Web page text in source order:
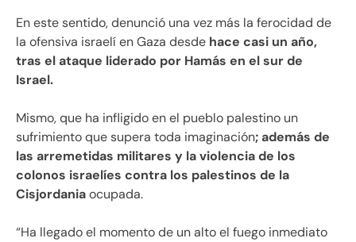
En este sentido, denunció una vez más la ferocidad de
la ofensiva israelí en Gaza desde hace casi un año,
tras el ataque liderado por Hamás en el sur de
Israel.
Mismo, que ha infligido en el pueblo palestino un
sufrimiento que supera toda imaginación; además de
las arremetidas militares y la violencia de los
colonos israelíes contra los palestinos de la
Cisjordaniaocupada.
“Ha llegado el momento de un alto el fuego inmediato